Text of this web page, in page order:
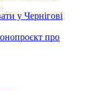
у Чернігові
про